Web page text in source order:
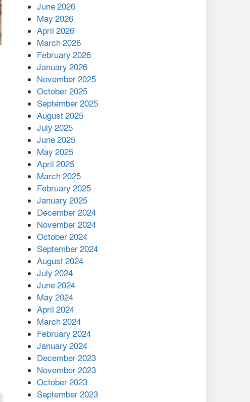
প্রকাশের অভিযোগ
শের-ই-বাংলা গোল্ডেন অ্যাওয়ার্ড
২০২৬-এ সম্মানিত পরিচালক ইমন
নিহত, আহত ৪০
June 2026
May 2026
April 2026
March 2026
February 2026
January 2026
November 2025
October 2025
September 2025
August 2025
July 2025
June 2025
May 2025
April 2025
March 2025
February 2025
January 2025
December 2024
November 2024
October 2024
September 2024
August 2024
July 2024
June 2024
May 2024
April 2024
March 2024
February 2024
January 2024
December 2023
November 2023
October 2023
September 2023